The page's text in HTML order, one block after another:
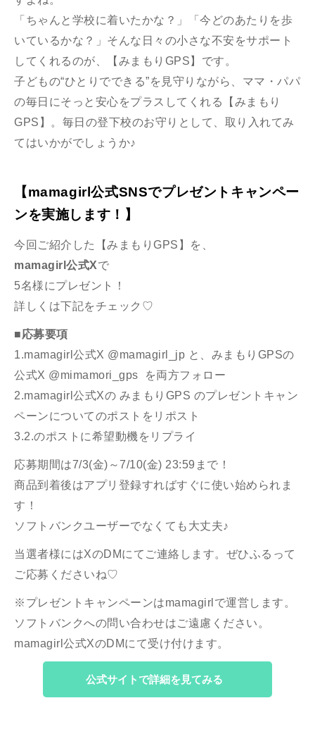
「ちゃんと学校に着いたかな？」「今どのあたりを歩
いているかな？」そんな日々の小さな不安をサポート
してくれるのが、【みまもりGPS】です。
子どもの“ひとりでできる”を見守りながら、ママ・パパ
の毎日にそっと安心をプラスしてくれる【みまもり
GPS】。毎日の登下校のお守りとして、取り入れてみ
てはいかがでしょうか♪
【mamagirl公式SNSでプレゼントキャンペー
ンを実施します！】
今回ご紹介した【みまもりGPS】を、
mamagirl公式Xで
5名様にプレゼント！
詳しくは下記をチェック♡
■応募要項
1.mamagirl公式X @mamagirl_jp と、みまもりGPSの
公式X @mimamori_gps を両方フォロー
2.mamagirl公式Xの みまもりGPS のプレゼントキャン
ペーンについてのポストをリポスト
3.2.のポストに希望動機をリプライ
応募期間は7/3(金)～7/10(金) 23:59まで！
商品到着後はアプリ登録すればすぐに使い始められま
す！
ソフトバンクユーザーでなくても大丈夫♪
当選者様にはXのDMにてご連絡します。ぜひふるって
ご応募くださいね♡
※プレゼントキャンペーンはmamagirlで運営します。
ソフトバンクへの問い合わせはご遠慮ください。
mamagirl公式XのDMにて受け付けます。
公式サイトで詳細を見てみる